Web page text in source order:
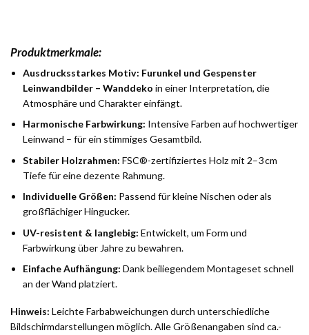
Produktmerkmale:
Ausdrucksstarkes Motiv: Furunkel und Gespenster
Leinwandbilder – Wanddeko in einer Interpretation, die
Atmosphäre und Charakter einfängt.
Harmonische Farbwirkung: Intensive Farben auf hochwertiger
Leinwand – für ein stimmiges Gesamtbild.
Stabiler Holzrahmen: FSC®-zertifiziertes Holz mit 2–3 cm
Tiefe für eine dezente Rahmung.
Individuelle Größen: Passend für kleine Nischen oder als
großflächiger Hingucker.
UV-resistent & langlebig: Entwickelt, um Form und
Farbwirkung über Jahre zu bewahren.
Einfache Aufhängung: Dank beiliegendem Montageset schnell
an der Wand platziert.
Hinweis: Leichte Farbabweichungen durch unterschiedliche
Bildschirmdarstellungen möglich. Alle Größenangaben sind ca.-